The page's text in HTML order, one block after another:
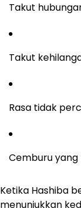
Takut
Takut
Rasa tidak
Cemburu yang
Ketika Hashiba
menunjukkan